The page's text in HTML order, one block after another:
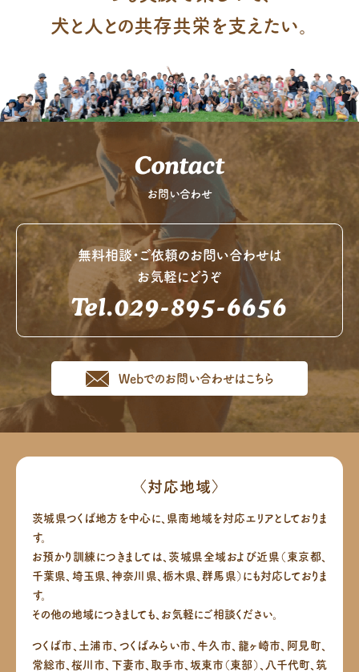
犬と人との共存共栄を支えたい。
Contact
お問い合わせ
無料相談・ご依頼のお問い合わせは
お気軽にどうぞ
Tel.029-895-6656
Webでのお問い合わせはこちら
〈対応地域〉
茨城県つくば地方を中心に、県南地域を対応エリアとしておりま
す。
お預かり訓練につきましては、茨城県全域および近県（東京都、
千葉県、埼玉県、神奈川県、栃木県、群馬県）にも対応しておりま
す。
その他の地域につきましても、お気軽にご相談ください。
つくば市、土浦市、つくばみらい市、牛久市、龍ヶ崎市、阿見町、
常総市、桜川市、下妻市、取手市、坂東市（東部）、八千代町、筑